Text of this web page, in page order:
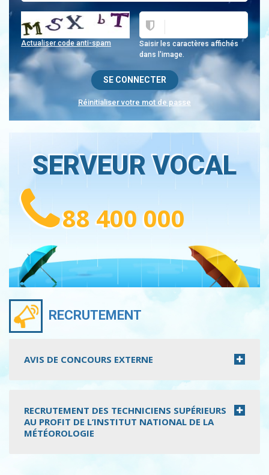
Saisir les caractères affichés
dans l'image.
Actualiser code anti-spam
Réinitialiser votre mot de passe
SERVEUR VOCAL
88 400 000
RECRUTEMENT
AVIS DE CONCOURS EXTERNE
RECRUTEMENT DES TECHNICIENS SUPÉRIEURS
AU PROFIT DE L’INSTITUT NATIONAL DE LA
MÉTÉOROLOGIE